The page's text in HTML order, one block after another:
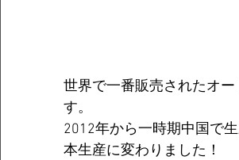
世界で一番販売されたオ
す。
2012年から一時期中国で
本生産に変わりました！